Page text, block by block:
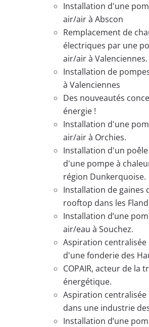
Installation d'une
air/air à Abscon
Remplacement de
électriques par une
air/air à Valenciennes.
Installation de
à Valenciennes
Des nouveautés
énergie !
Installation d'une
air/air à Orchies.
Installation d'un
d'une pompe à
région Dunkerquoise.
Installation de gaines
rooftop dans les
Installation d’une
air/eau à Souchez.
Aspiration centralisée
d'une fonderie des
COPAIR, acteur de la
énergétique.
Aspiration
dans une industrie
Installation d’une